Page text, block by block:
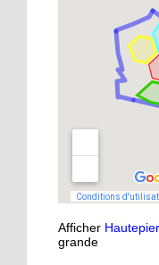
21 septembre
Nouvelle
les
Un
pour le
18 septembre
Afficher
grande